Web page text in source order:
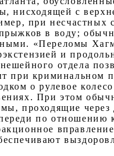
нисходящей с
при несчастных
в воду;
«Переломы
и
отдела
при криминальном
о рулевое
При этом
проходящие
по отношению